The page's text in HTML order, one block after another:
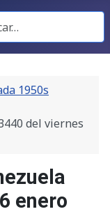
1950s
del viernes
enero